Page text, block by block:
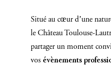
Situé au cœur d’une
le Château Toulouse-
partager un moment
vos évènements